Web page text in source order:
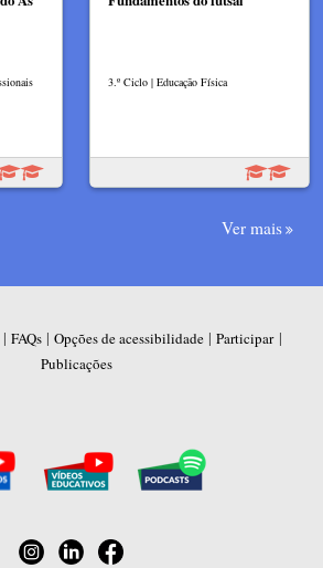
3.º Ciclo | Educação Física
Ver mais
FAQs| Opções de acessibilidade| Participar|
Publicações